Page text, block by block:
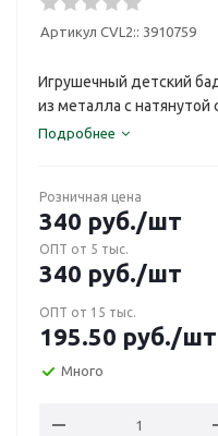
Артикул CVL2:: 3910759
Игрушечный детский
из металла с натянутой
Подробнее
Розничная цена
340 руб./шт
ОПТ от 5 тыс.
340 руб./шт
ОПТ от 15 тыс.
195.50 руб./шт
Много